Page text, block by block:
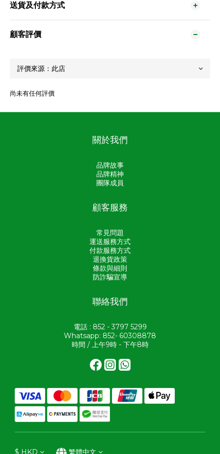
送貨及付款方式
顧客評價
尚未有任何評價
關於我們
品牌故事
品牌精神
團隊成員
顧客服務
常見問題
運送服務方式
付款服務方式
退換貨政策
條款與細則
防詐騙宣導
聯絡我們
電話 : 852 - 3797 5299
Whatsapp: 852- 60308878
時間 / 上午9時 - 下午8時
$ HKD 繁體中文